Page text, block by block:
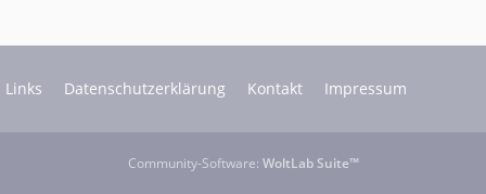
Links Datenschutzerklärung Kontakt Impressum
Community-Software: WoltLab Suite™